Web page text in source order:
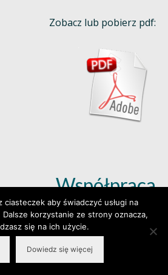
Zobacz lub pobierz pdf:
Współpraca
Dowiedz się więcej (klik)
ciasteczek aby świadczyć usługi na
korzystanie ze strony oznacza,
się na ich użycie.
Dowiedz się więcej